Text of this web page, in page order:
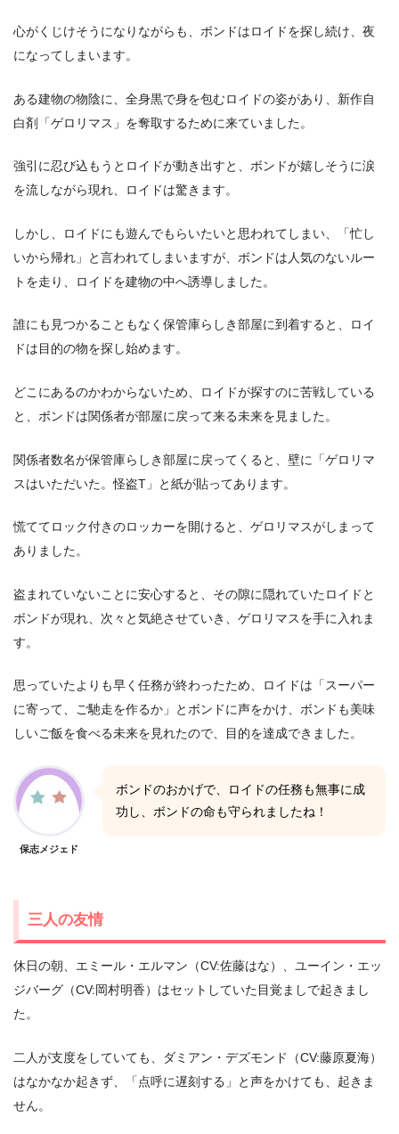
心がくじけそうになりながらも、ボンドはロイドを探し続け、夜
になってしまいます。
ある建物の物陰に、全身黒で身を包むロイドの姿があり、新作自
白剤「ゲロリマス」を奪取するために来ていました。
強引に忍び込もうとロイドが動き出すと、ボンドが嬉しそうに涙
を流しながら現れ、ロイドは驚きます。
しかし、ロイドにも遊んでもらいたいと思われてしまい、「忙し
いから帰れ」と言われてしまいますが、ボンドは人気のないルー
トを走り、ロイドを建物の中へ誘導しました。
誰にも見つかることもなく保管庫らしき部屋に到着すると、ロイ
ドは目的の物を探し始めます。
どこにあるのかわからないため、ロイドが探すのに苦戦している
と、ボンドは関係者が部屋に戻って来る未来を見ました。
関係者数名が保管庫らしき部屋に戻ってくると、壁に「ゲロリマ
スはいただいた。怪盗T」と紙が貼ってあります。
慌ててロック付きのロッカーを開けると、ゲロリマスがしまって
ありました。
盗まれていないことに安心すると、その隙に隠れていたロイドと
ボンドが現れ、次々と気絶させていき、ゲロリマスを手に入れま
す。
思っていたよりも早く任務が終わったため、ロイドは「スーパー
に寄って、ご馳走を作るか」とボンドに声をかけ、ボンドも美味
しいご飯を食べる未来を見れたので、目的を達成できました。
保志メジェド
ボンドのおかげで、ロイドの任務も無事に成
功し、ボンドの命も守られましたね！
三人の友情
休日の朝、エミール・エルマン（CV:佐藤はな）、ユーイン・エッ
ジバーグ（CV:岡村明香）はセットしていた目覚ましで起きまし
た。
二人が支度をしていても、ダミアン・デズモンド（CV:藤原夏海）
はなかなか起きず、「点呼に遅刻する」と声をかけても、起きま
せん。